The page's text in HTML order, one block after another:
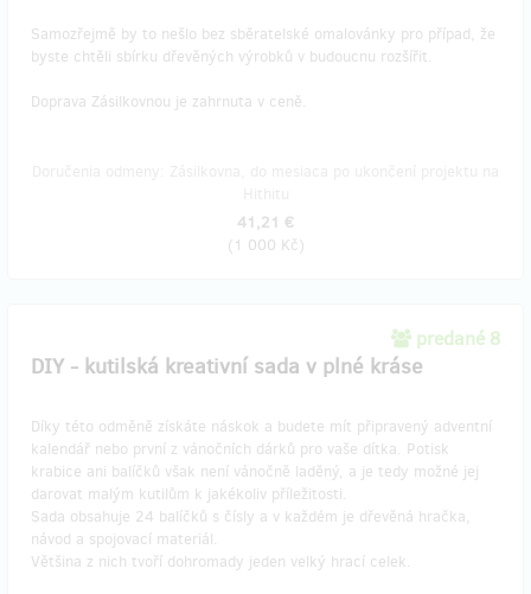
Samozřejmě by to nešlo bez sběratelské omalovánky pro případ, že
byste chtěli sbírku dřevěných výrobků v budoucnu rozšířit.
Doprava Zásilkovnou je zahrnuta v ceně.
41,21 €
(1 000 Kč)
predané 8
DIY - kutilská kreativní sada v plné kráse
Díky této odměně získáte náskok a budete mít připravený adventní
kalendář nebo první z vánočních dárků pro vaše dítka. Potisk
krabice ani balíčků však není vánočně laděný, a je tedy možné jej
darovat malým kutilům k jakékoliv příležitosti.
Sada obsahuje 24 balíčků s čísly a v každém je dřevěná hračka,
návod a spojovací materiál.
Většina z nich tvoří dohromady jeden velký hrací celek.